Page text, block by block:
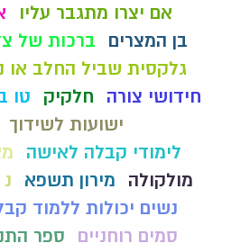
אם יצרו מתגבר עליו
בן המצרים
ברכות של
גלקסית שביל החלב או
חידושי צורה
חלקיק טו
ישועות לשידוך
לימודי קבלה לאישה
מולקולה
מירון תשפא
נשים יכולות ללמוד
סמים רוחניים
ספר